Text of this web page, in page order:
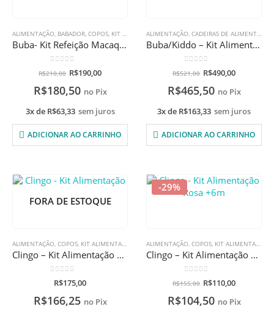
ALIMENTAÇÃO BABADOR COPOS KIT ALIMENTAÇÃO ,PRATOS E BOWLS, PROMOÇÕES
Buba- Kit Refeição Macaquinho com gravação a laser
R$210,00 R$190,00
R$180,50 no Pix
3x de R$63,33 sem juros
ADICIONAR AO CARRINHO
ALIMENTAÇÃO CADEIRAS DE ALIMENTAÇÃO
Buba/Kiddo – Kit Alimentação com gravação a laser
R$521,00 R$490,00
R$465,50 no Pix
3x de R$163,33 sem juros
ADICIONAR AO CARRINHO
FORA DE ESTOQUE
ALIMENTAÇÃO, COPOS, KIT ALIMENTAÇÃO PRATOS E BOWLS, PROMOÇÕES,TALHERES
Clingo – Kit Alimentação 6M+
de 5
R$175,00
R$166,25 no Pix
-29%
ALIMENTAÇÃO, COPOS, KIT ALIMENTAÇÃO
Clingo – Kit Alimentação Rosa +6m
de 5
R$155,00 R$110,00
R$104,50 no Pix